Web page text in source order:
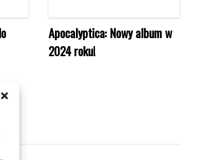
Apocalyptica: Nowy album w
2024 roku!